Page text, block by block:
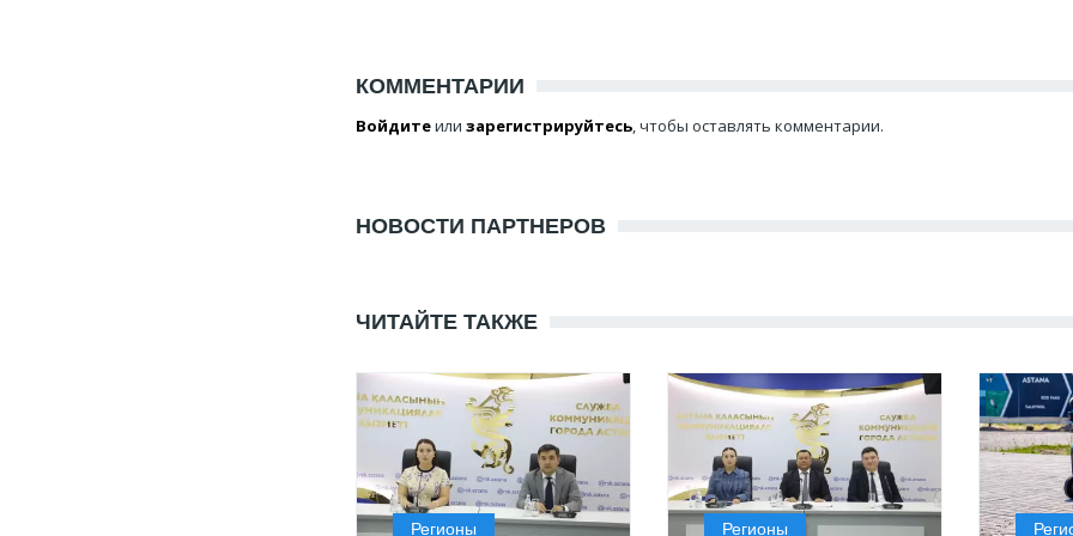
КОММЕНТАРИИ
Войдитеили зарегистрируйтесь, чтобы оставлять комментарии.
НОВОСТИ ПАРТНЕРОВ
ЧИТАЙТЕ ТАКЖЕ
Регионы Регионы